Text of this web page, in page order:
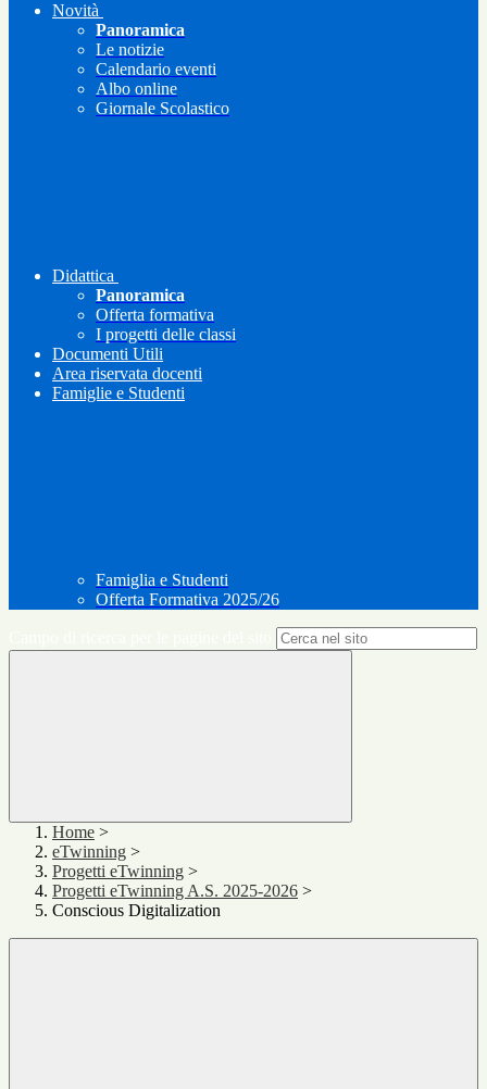
Novità
Panoramica
Le notizie
Calendario eventi
Albo online
Giornale Scolastico
Didattica
Panoramica
Offerta formativa
I progetti delle classi
Documenti Utili
Area riservata docenti
Famiglie e Studenti
Famiglia e Studenti
Offerta Formativa 2025/26
Home >
eTwinning >
Progetti eTwinning >
Progetti eTwinning A.S. 2025-2026 >
Conscious Digitalization